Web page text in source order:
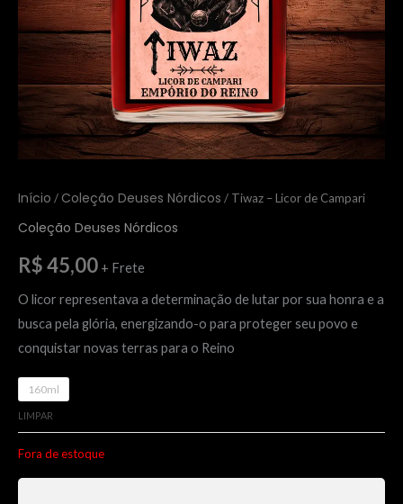
Início / Coleção Deuses Nórdicos / Tiwaz – Licor de Campari
Coleção Deuses Nórdicos
R$45,00 + Frete
O licor representava a determinação de lutar por sua honra e a
busca pela glória, energizando-o para proteger seu povo e
conquistar novas terras para o Reino
160ml
LIMPAR
Fora de estoque